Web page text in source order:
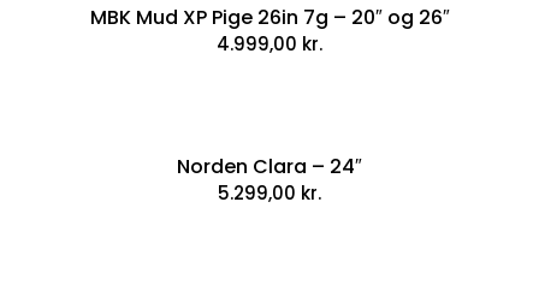
MBK Mud XP Pige 26in 7g – 20″ og 26″
4.999,00 kr.
Norden Clara – 24″
5.299,00 kr.